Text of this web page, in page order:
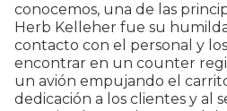
conocemos, una de las
Herb Kelleher fue su
contacto con el personal y
encontrar en un counter
un avión empujando el
dedicación a los clientes y al